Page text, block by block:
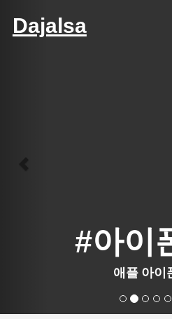
#아이
애플 아이
Dajalsa